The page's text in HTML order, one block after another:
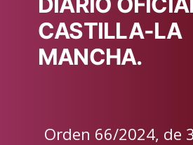
CASTILLA-LA
MANCHA.
Orden 66/2024, de